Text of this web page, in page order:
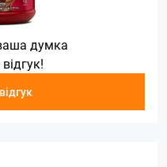
думка